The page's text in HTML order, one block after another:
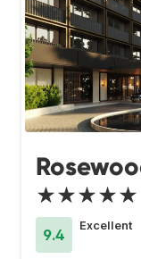
★★★★★
9.4
Excellent